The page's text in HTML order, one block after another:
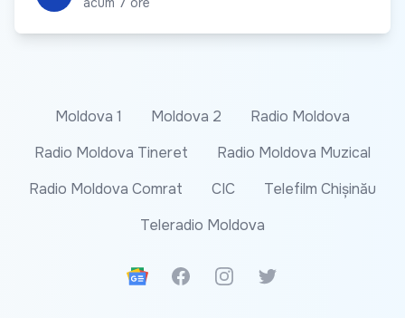
Moldova 1 Moldova 2
Radio Moldova
Radio Moldova Tineret
Radio Moldova Muzical
Radio Moldova Comrat
CIC
Telefilm Chișinău
Teleradio Moldova
Google News
FacebookInstagramTwitter